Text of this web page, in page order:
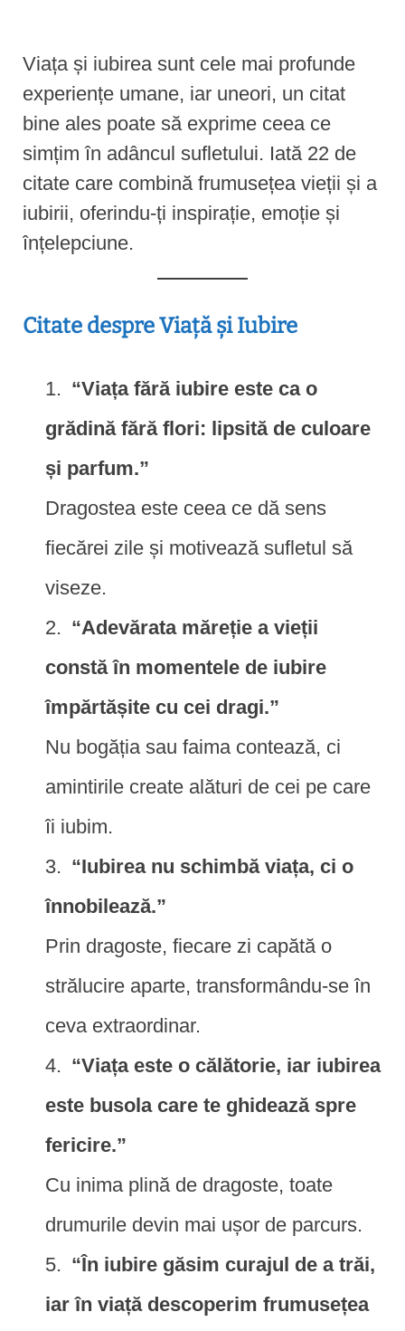
Viața și iubirea sunt cele mai profunde
experiențe umane, iar uneori, un citat
bine ales poate să exprime ceea ce
simțim în adâncul sufletului. Iată 22 de
citate care combină frumusețea vieții și a
iubirii, oferindu-ți inspirație, emoție și
înțelepciune.
Citate despre Viață și Iubire
“Viața fără iubire este ca o
grădină fără flori: lipsită de culoare
și parfum.”
Dragostea este ceea ce dă sens
fiecărei zile și motivează sufletul să
viseze.
“Adevărata măreție a vieții
constă în momentele de iubire
împărtășite cu cei dragi.”
Nu bogăția sau faima contează, ci
amintirile create alături de cei pe care
îi iubim.
“Iubirea nu schimbă viața, ci o
înnobilează.”
Prin dragoste, fiecare zi capătă o
strălucire aparte, transformându-se în
ceva extraordinar.
“Viața este o călătorie, iar iubirea
este busola care te ghidează spre
fericire.”
Cu inima plină de dragoste, toate
drumurile devin mai ușor de parcurs.
“În iubire găsim curajul de a trăi,
iar în viață descoperim frumusețea